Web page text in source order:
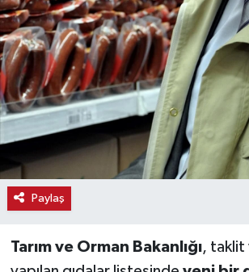
Paylaş
Tarım ve Orman Bakanlığı, taklit
Kültür-Sanat
Magazin
Resmi İlanlar
Sağlık
Seri İlan